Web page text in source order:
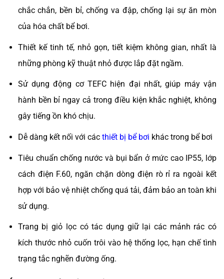
chắc chắn, bền bỉ, chống va đập, chống lại sự ăn mòn
của hóa chất bể bơi.
Thiết kế tinh tế, nhỏ gọn, tiết kiệm không gian, nhất là
những phòng kỹ thuật nhỏ được lắp đặt ngầm.
Sử dụng động cơ TEFC hiện đại nhất, giúp máy vận
hành bền bỉ ngay cả trong điều kiện khắc nghiệt, không
gây tiếng ồn khó chịu.
Dễ dàng kết nối với các thiết bị bể bơi khác trong bể bơi
Tiêu chuẩn chống nước và bụi bẩn ở mức cao IP55, lớp
cách điện F.60, ngăn chặn dòng điện rò rỉ ra ngoài kết
hợp với bảo vệ nhiệt chống quá tải, đảm bảo an toàn khi
sử dụng.
Trang bị giỏ lọc có tác dụng giữ lại các mảnh rác có
kích thước nhỏ cuốn trôi vào hệ thống lọc, hạn chế tình
trạng tắc nghẽn đường ống.